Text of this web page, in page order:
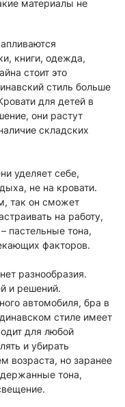
материалы не
книги, одежда,
стоит это
стиль больше
для детей в
они растут
складских
уделяет себе,
не на кровати.
так он сможет
на работу,
пастельные тона,
факторов.
разнообразия.
и решений.
автомобиля, бра в
стиле имеет
для любой
и убирать
возраста, но заранее
тона,